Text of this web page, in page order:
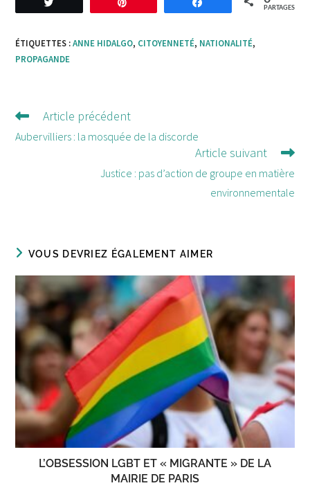
Partagez
PARTAGES
ÉTIQUETTES : ANNE HIDALGO, CITOYENNETÉ, NATIONALITÉ,
PROPAGANDE
Lire
d'autres
Article précédent
Aubervilliers : la mosquée de la discorde
Article suivant
Justice : pas d’action de groupe en matière
environnementale
VOUS DEVRIEZ ÉGALEMENT AIMER
L’OBSESSION LGBT ET « MIGRANTE » DE LA
MAIRIE DE PARIS